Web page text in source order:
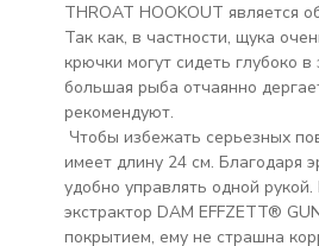
THROAT HOOKOUT является
Так как, в частности, щука
крючки могут сидеть глубоко
большая рыба отчаянно
рекомендуют.
Чтобы избежать серьезных
имеет длину 24 см. Благодаря
удобно управлять одной
экстрактор DAM EFFZETT®
покрытием, ему не страшна